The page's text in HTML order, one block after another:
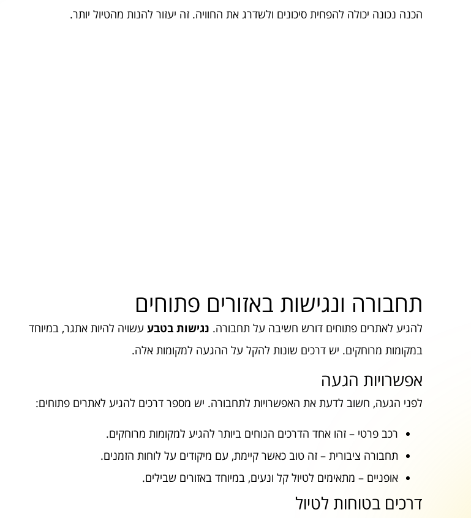
הכנה נכונה יכולה להפחית סיכונים ולשדרג את החוויה. זה יעזור להנות מהטיול יותר.
תחבורה ונגישות באזורים פתוחים
להגיע לאתרים פתוחים דורש חשיבה על תחבורה. נגישות בטבעעשויה להיות אתגר, במיוחד
במקומות מרוחקים. יש דרכים שונות להקל על ההגעה למקומות אלה.
אפשרויות הגעה
לפני הגעה, חשוב לדעת את האפשרויות לתחבורה. יש מספר דרכים להגיע לאתרים פתוחים:
רכב פרטי – זהו אחד הדרכים הנוחים ביותר להגיע למקומות מרוחקים.
תחבורה ציבורית – זה טוב כאשר קיימת, עם מיקודים על לוחות הזמנים.
אופניים – מתאימים לטיול קל ונעים, במיוחד באזורים שבילים.
דרכים בטוחות לטיול